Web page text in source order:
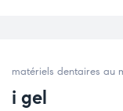
matériels dentaires au
i gel